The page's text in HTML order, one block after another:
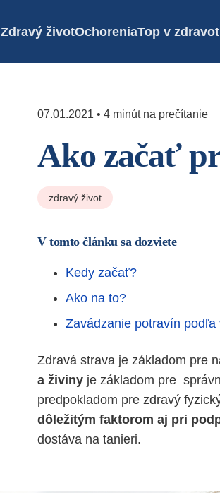
Zdravý životOchoreniaTop v
07.01.2021 • 4 minút na prečítanie
Ako začať
zdravý život
V tomto článku sa dozviete
Kedy začať?
Ako na to?
Zavádzanie potravín
Zdravá strava je základom pre
a živiny je základom pre
predpokladom pre zdravý
dôležitým faktorom aj pri
dostáva na tanieri.